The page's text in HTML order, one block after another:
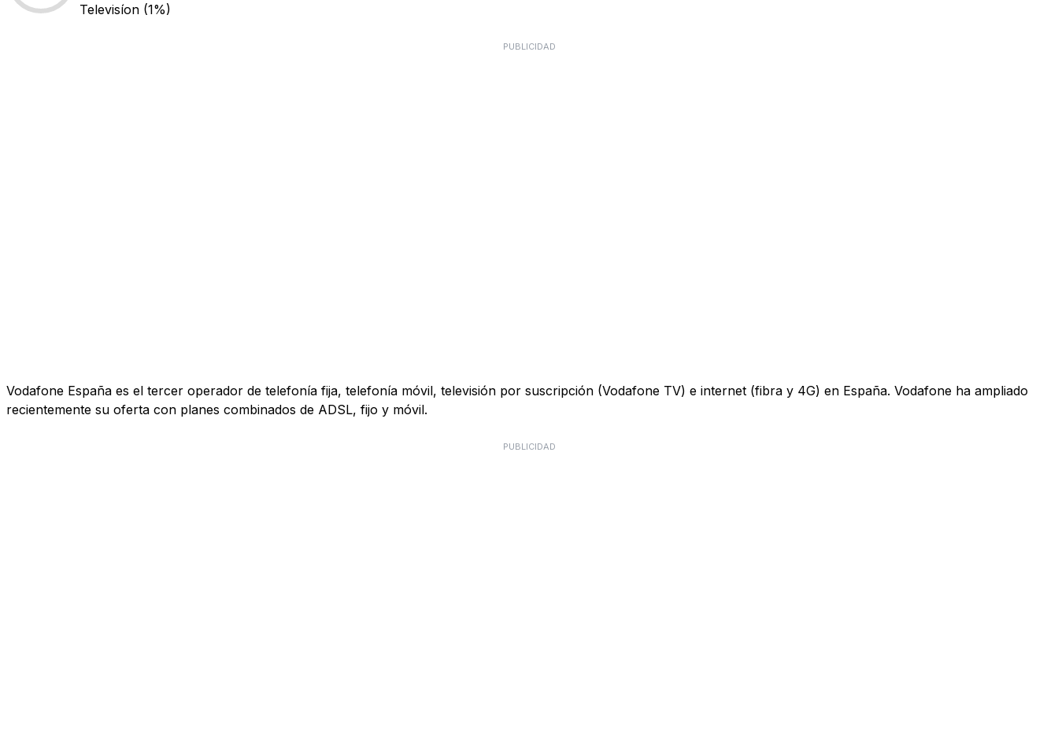
Televisíon (1%)
PUBLICIDAD
Vodafone España es el tercer operador de telefonía fija, telefonía móvil, televisión por suscripción (Vodafone TV) e internet (fibra y 4G) en España. Vodafone ha ampliado
recientemente su oferta con planes combinados de ADSL, fijo y móvil.
PUBLICIDAD